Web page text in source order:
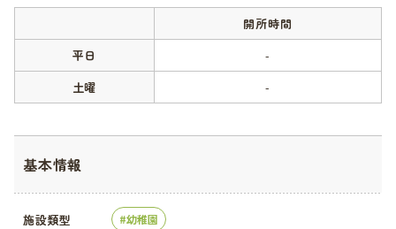
開所時間
平日
-
土曜
-
基本情報
施設類型 幼稚園